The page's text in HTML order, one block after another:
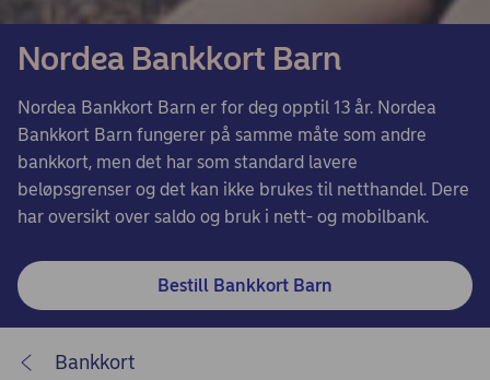
Nordea Bankkort Barn
Nordea Bankkort Barn er for deg opptil 13 år. Nordea
Bankkort Barn fungerer på samme måte som andre
bankkort, men det har som standard lavere
beløpsgrenser og det kan ikke brukes til netthandel. Dere
har oversikt over saldo og bruk i nett- og mobilbank.
Bestill Bankkort Barn
Bankkort